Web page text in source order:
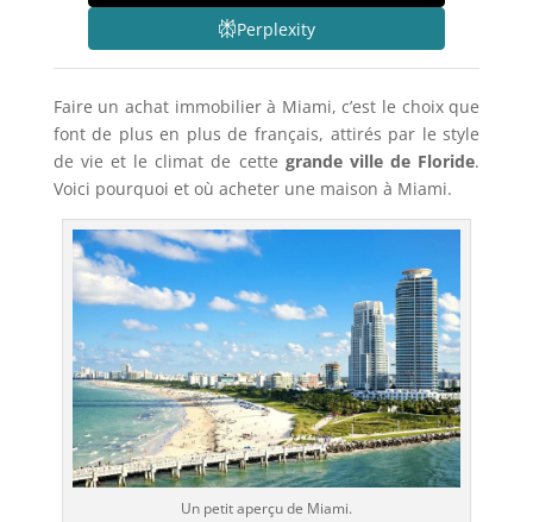
Perplexity
Faire un achat immobilier à Miami, c’est le choix que
font de plus en plus de français, attirés par le style
de vie et le climat de cette grande ville de Floride.
Voici pourquoi et où acheter une maison à Miami.
Un petit aperçu de Miami.